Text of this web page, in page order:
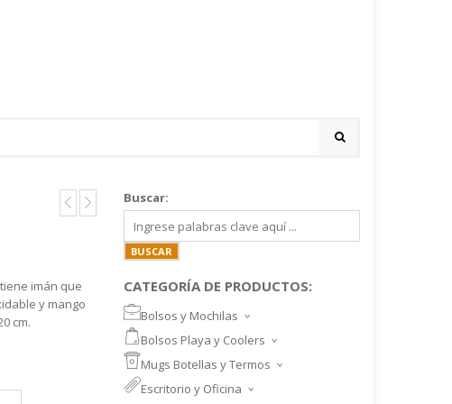
imán que
y mango
cm.
Buscar:
CATEGORÍA DE PRODUCTOS:
Bolsos y Mochilas
MOCHILAS DEPORTIVAS
MOCHILAS NOTEBOOK
MALETINES Y FUNDAS
Bolsos Playa y Coolers
BOLSOS DE PLAYA
COOLERS
MORRALES
Mugs Botellas y Termos
MUGS
TAZA DE VIDRIO
Escritorio y Oficina